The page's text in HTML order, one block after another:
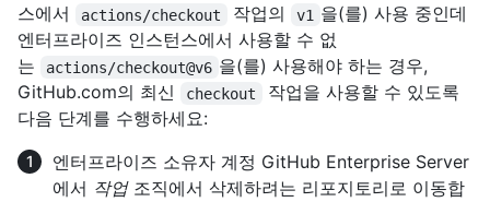
스에서
actions/checkout 작업의 v1 을(를) 사용 중인데
엔터프라이즈 인스턴스에서 사용할 수 없
는
actions/checkout@v6 을(를) 사용해야 하는 경우,
GitHub.com의 최신
checkout
작업을 사용할 수 있도록
다음 단계를 수행하세요:
엔터프라이즈 소유자 계정 GitHub Enterprise Server
에서 작업조직에서 삭제하려는 리포지토리로 이동합